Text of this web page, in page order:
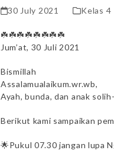
30 July 2021 Kelas 4
☘️☘️☘️☘️☘️☘️☘️☘️
Jum’at, 30 Juli 2021
Bismillah
Assalamualaikum.wr.wb,
Ayah, bunda, dan anak
Berikut kami sampaikan
🌟Pukul 07.30 jangan lupa